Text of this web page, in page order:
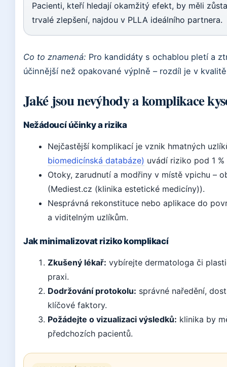
Pacienti, kteří hledají okamžitý efekt, by měli
trvalé zlepšení, najdou v PLLA ideálního partnera.
Co to znamená: Pro kandidáty s ochablou pletí a
účinnější než opakované výplně – rozdíl je v
Jaké jsou nevýhody a komplikace
Nežádoucí účinky a rizika
Nejčastější komplikací je vznik hmatných
biomedicínská databáze) uvádí riziko pod 1
Otoky, zarudnutí a modřiny v místě vpichu –
(Mediest.cz (klinika estetické medicíny)).
Nesprávná rekonstituce nebo aplikace do
a viditelným uzlíkům.
Jak minimalizovat riziko komplikací
Zkušený lékař: vybírejte dermatologa či
praxi.
Dodržování protokolu: správné naředění,
klíčové faktory.
Požádejte o vizualizaci výsledků: klinika by
předchozích pacientů.